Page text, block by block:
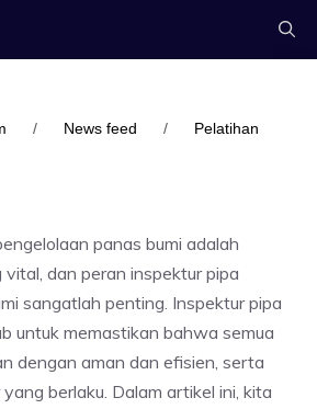
/ News feed / Pelatihan
panas bumi adalah
dan peran inspektur pipa
sangatlah penting. Inspektur pipa
untuk memastikan bahwa semua
dengan aman dan efisien, serta
berlaku. Dalam artikel ini, kita